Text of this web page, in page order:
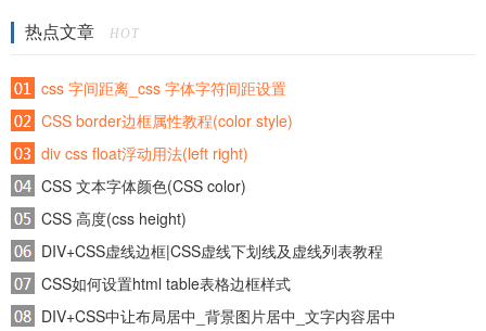
热点文章 HOT
css 字间距离_css 字体字符间距设置
CSS border边框属性教程(color style)
div css float浮动用法(left right)
CSS 文本字体颜色(CSS color)
CSS 高度(css height)
DIV+CSS虚线边框|CSS虚线下划线及虚线列表教程
CSS如何设置html table表格边框样式
DIV+CSS中让布局居中_背景图片居中_文字内容居中